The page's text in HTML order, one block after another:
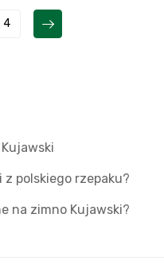
4
polskiego rzepaku?
na zimno Kujawski?